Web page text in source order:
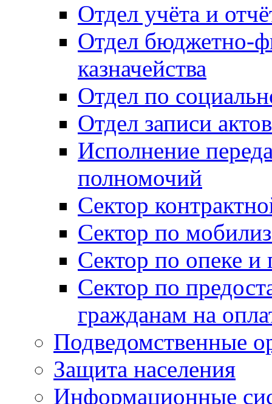
Отдел учёта и
Отдел бюджетно-
казначейства
Отдел по
Отдел записи
Исполнение
полномочий
Сектор
Сектор по
Сектор по опеке и
Сектор по
гражданам на
Подведомственные
Защита населения
Информационные